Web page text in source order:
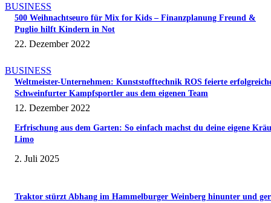
BUSINESS
500 Weihnachtseuro für Mix for Kids – Finanzplanung Freund &
Puglio hilft Kindern in Not
22. Dezember 2022
BUSINESS
Weltmeister-Unternehmen: Kunststofftechnik ROS feierte
Schweinfurter Kampfsportler aus dem eigenen Team
12. Dezember 2022
Erfrischung aus dem Garten: So einfach machst du deine eigene
Limo
2. Juli 2025
Traktor stürzt Abhang im Hammelburger Weinberg hinunter und